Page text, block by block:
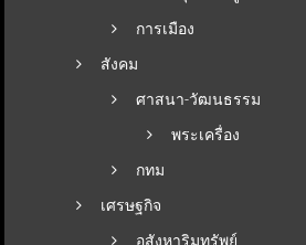
การเมือง
สังคม
ศาสนา-วัฒนธรรม
พระเครื่อง
กทม
เศรษฐกิจ
อสังหาริมทรัพย์